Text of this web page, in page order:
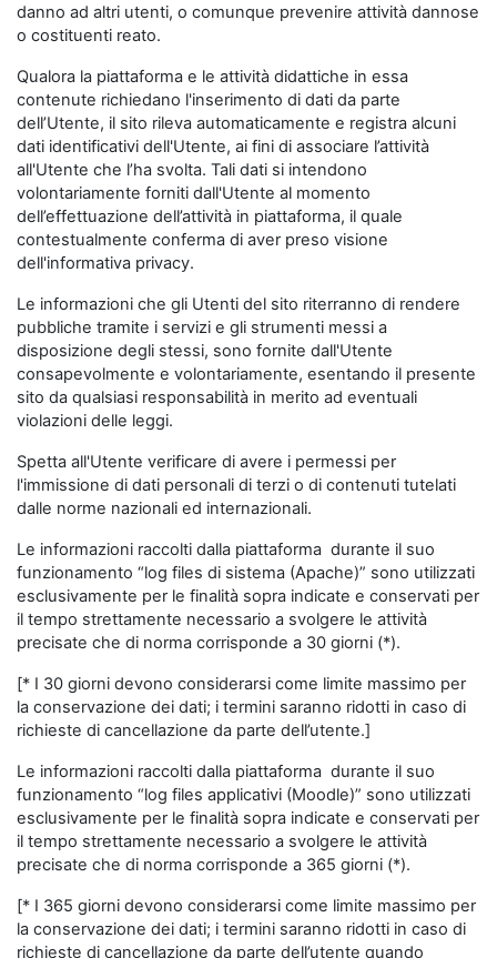
danno ad altri utenti, o comunque prevenire attività dannose
o costituenti reato.
Qualora la piattaforma e le attività didattiche in essa
contenute richiedano l'inserimento di dati da parte
dell’Utente, il sito rileva automaticamente e registra alcuni
dati identificativi dell'Utente, ai fini di associare l’attività
all'Utente che l’ha svolta. Tali dati si intendono
volontariamente forniti dall'Utente al momento
dell’effettuazione dell’attività in piattaforma, il quale
contestualmente conferma di aver preso visione
dell'informativa privacy.
Le informazioni che gli Utenti del sito riterranno di rendere
pubbliche tramite i servizi e gli strumenti messi a
disposizione degli stessi, sono fornite dall'Utente
consapevolmente e volontariamente, esentando il presente
sito da qualsiasi responsabilità in merito ad eventuali
violazioni delle leggi.
Spetta all'Utente verificare di avere i permessi per
l'immissione di dati personali di terzi o di contenuti tutelati
dalle norme nazionali ed internazionali.
Le informazioni raccolti dalla piattaforma durante il suo
funzionamento “log files di sistema (Apache)” sono utilizzati
esclusivamente per le finalità sopra indicate e conservati per
il tempo strettamente necessario a svolgere le attività
precisate che di norma corrisponde a 30 giorni (*).
[* I 30 giorni devono considerarsi come limite massimo per
la conservazione dei dati; i termini saranno ridotti in caso di
richieste di cancellazione da parte dell’utente.]
Le informazioni raccolti dalla piattaforma durante il suo
funzionamento “log files applicativi (Moodle)” sono utilizzati
esclusivamente per le finalità sopra indicate e conservati per
il tempo strettamente necessario a svolgere le attività
precisate che di norma corrisponde a 365 giorni (*).
[* I 365 giorni devono considerarsi come limite massimo per
la conservazione dei dati; i termini saranno ridotti in caso di
richieste di cancellazione da parte dell’utente quando